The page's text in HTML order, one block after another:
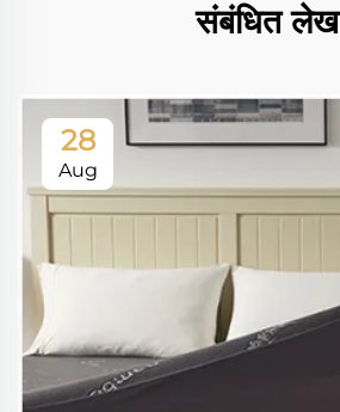
संबंधित लेख
28
Aug